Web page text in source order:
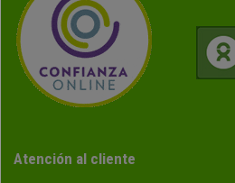
Atención al cliente